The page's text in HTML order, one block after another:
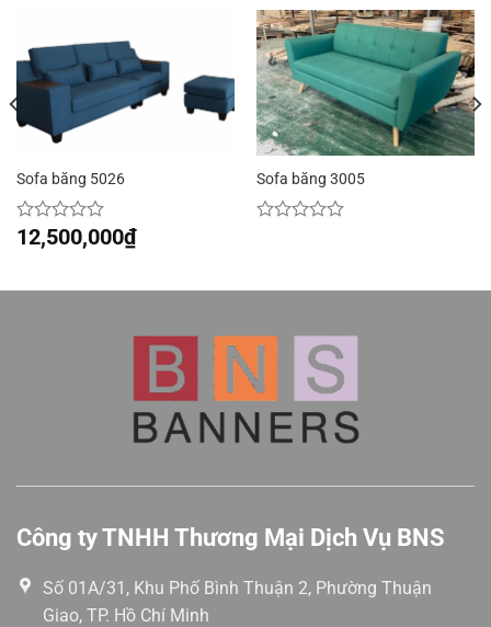
Sofa băng 5026
Được
xếp
0
12,500,000₫
Sofa băng 3005
0
Công ty TNHH Thương Mại Dịch Vụ BNS
Số 01A/31, Khu Phố Bình Thuận 2, Phường Thuận
Giao, TP. Hồ Chí Minh